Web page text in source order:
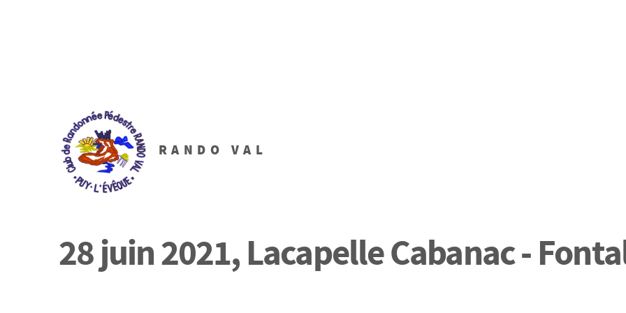
RANDO VAL
28 juin 2021, Lacapelle Cabanac -